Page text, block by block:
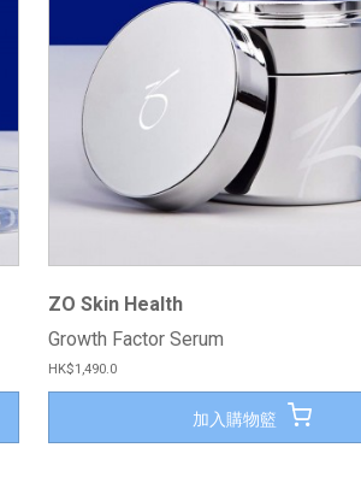
ZO Skin Health
Growth Factor Serum
HK$1,490.0
加入購物籃